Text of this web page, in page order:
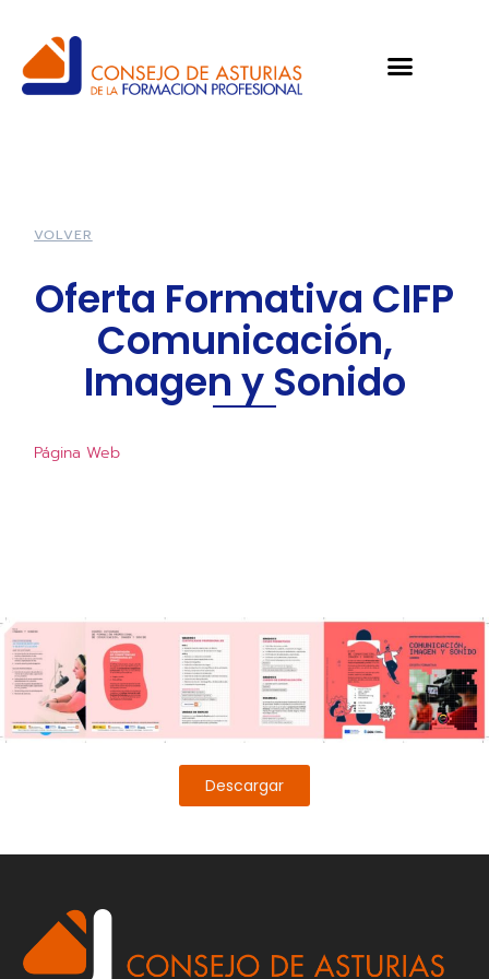
Descargar
VOLVER
Oferta Formativa CIFP
Comunicación,
Imagen y Sonido
Página Web